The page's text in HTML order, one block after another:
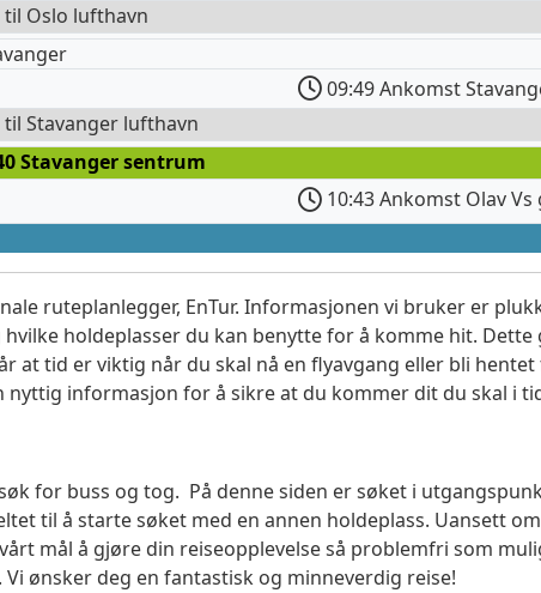
til Oslo lufthavn
09:49 Ankomst
til Stavanger lufthavn
Stavanger sentrum
10:43 Ankomst Olav Vs
ruteplanlegger, EnTur. Informasjonen vi bruker er
holdeplasser du kan benytte for å komme hit.
at tid er viktig når du skal nå en flyavgang eller bli
informasjon for å sikre at du kommer dit du skal i
for buss og tog. På denne siden er søket i
til å starte søket med en annen holdeplass. Uansett
mål å gjøre din reiseopplevelse så problemfri som
ønsker deg en fantastisk og minneverdig reise!